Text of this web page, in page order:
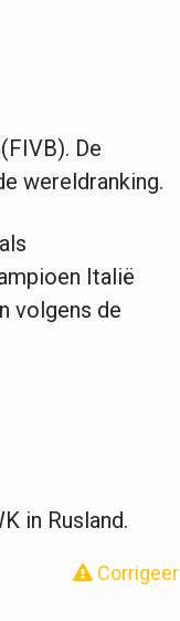
De
wereldranking.
Italië
volgens de
in Rusland.
Corrigeer